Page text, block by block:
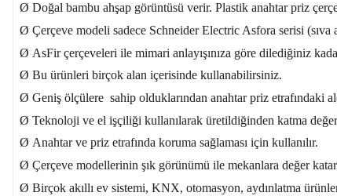
Ø Doğal bambu ahşap görüntüsü verir. Plastik anahtar priz
Ø Çerçeve modeli sadece Schneider Electric Asfora serisi
Ø AsFir çerçeveleri ile mimari anlayışınıza göre dilediğiniz
Ø Bu ürünleri birçok alan içerisinde kullanabilirsiniz.
Ø Geniş ölçülere sahip olduklarından anahtar priz etrafındaki
Ø Teknoloji ve el işçiliği kullanılarak üretildiğinden katma
Ø Anahtar ve priz etrafında koruma sağlaması için kullanılır.
Ø Çerçeve modellerinin şık görünümü ile mekanlara değer
Ø Birçok akıllı ev sistemi, KNX, otomasyon, aydınlatma